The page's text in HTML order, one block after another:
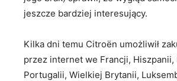
jeszcze bardziej interesujący.
Kilka dni temu Citroën umożliwił
przez internet we Francji, Hiszpanii,
Portugalii, Wielkiej Brytanii,